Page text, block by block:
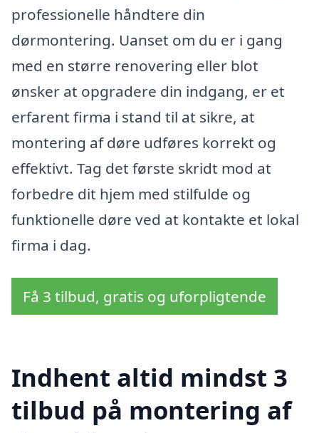
professionelle håndtere din
dørmontering. Uanset om du er i gang
med en større renovering eller blot
ønsker at opgradere din indgang, er et
erfarent firma i stand til at sikre, at
montering af døre udføres korrekt og
effektivt. Tag det første skridt mod at
forbedre dit hjem med stilfulde og
funktionelle døre ved at kontakte et lokal
firma i dag.
Få 3 tilbud, gratis og uforpligtende
Indhent altid mindst 3
tilbud på montering af